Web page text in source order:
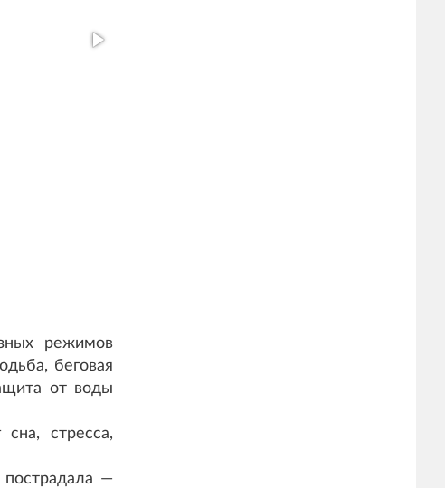
режимов
беговая
от воды
стресса,
пострадала —